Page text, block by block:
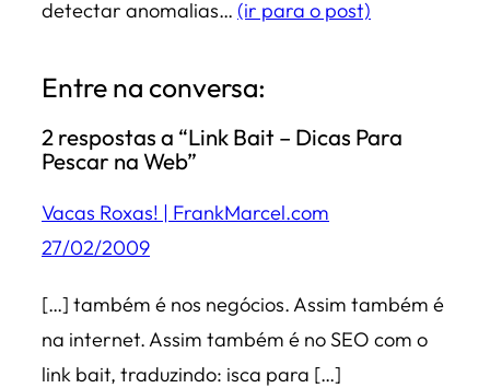
detectar anomalias… (ir para o post)
Entre na conversa:
2 respostas a “Link Bait – Dicas Para
Pescar na Web”
Vacas Roxas! | FrankMarcel.com
27/02/2009
[…] também é nos negócios. Assim também é
na internet. Assim também é no SEO com o
link bait, traduzindo: isca para […]